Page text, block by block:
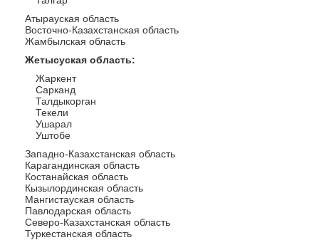
Атырауская область
Восточно-Казахстанская область
Жамбылская область
Жетысуская область:
Жаркент
Сарканд
Талдыкорган
Текели
Ушарал
Уштобе
Западно-Казахстанская область
Карагандинская область
Костанайская область
Кызылординская область
Мангистауская область
Павлодарская область
Северо-Казахстанская область
Туркестанская область